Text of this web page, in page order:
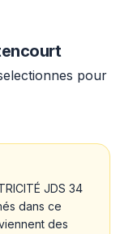
pour
JDS 34
dans ce
des